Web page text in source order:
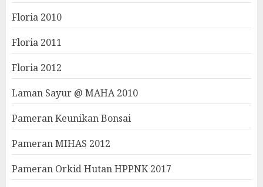
Floria 2010
Floria 2011
Floria 2012
Laman Sayur @ MAHA 2010
Pameran Keunikan Bonsai
Pameran MIHAS 2012
Pameran Orkid Hutan HPPNK 2017